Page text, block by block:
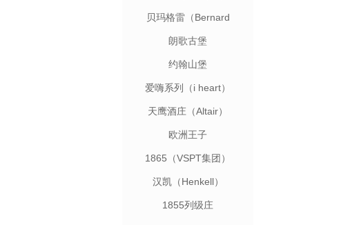
贝玛格雷（Bernard
Magrez）
朗歌古堡
约翰山堡
（Johannisberg）
爱嗨系列（i heart）
天鹰酒庄（Altair）
欧洲王子
1865（VSPT集团）
汉凯（Henkell）
1855列级庄